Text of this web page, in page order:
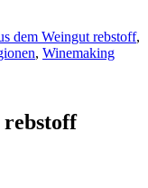
dem Weingut rebstoff,
, Winemaking
rebstoff